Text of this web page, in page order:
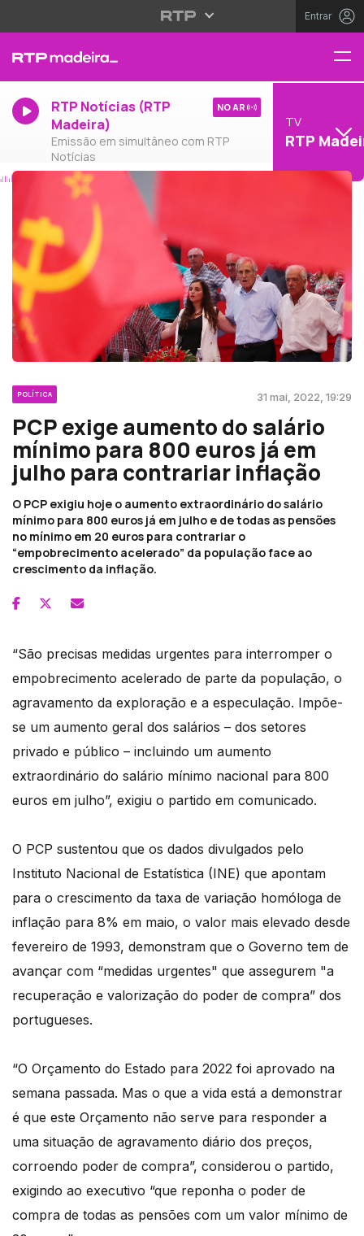
Entrar
RTP Notícias (RTP
Madeira)
Emissão em simultâneo com RTP
Notícias
NO AR
TV
RTP
POLÍTICA 31 mai, 2022, 19:29
PCP exige aumento do salário
mínimo para 800 euros já em
julho para contrariar inflação
O PCP exigiu hoje o aumento extraordinário do salário
mínimo para 800 euros já em julho e de todas as pensões
no mínimo em 20 euros para contrariar o
“empobrecimento acelerado” da população face ao
crescimento da inflação.
“São precisas medidas urgentes para interromper o
empobrecimento acelerado de parte da população, o
agravamento da exploração e a especulação. Impõe-
se um aumento geral dos salários – dos setores
privado e público – incluindo um aumento
extraordinário do salário mínimo nacional para 800
euros em julho”, exigiu o partido em comunicado.
O PCP sustentou que os dados divulgados pelo
Instituto Nacional de Estatística (INE) que apontam
para o crescimento da taxa de variação homóloga de
inflação para 8% em maio, o valor mais elevado desde
fevereiro de 1993, demonstram que o Governo tem de
avançar com “medidas urgentes" que assegurem "a
recuperação e valorização do poder de compra” dos
portugueses.
“O Orçamento do Estado para 2022 foi aprovado na
semana passada. Mas o que a vida está a demonstrar
é que este Orçamento não serve para responder a
uma situação de agravamento diário dos preços,
corroendo poder de compra”, considerou o partido,
exigindo ao executivo “que reponha o poder de
compra de todas as pensões com um valor mínimo de